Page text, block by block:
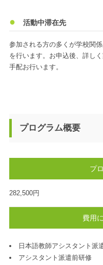
活動中滞在先
参加される方の多くが学校関
を行います。お申込後、詳し
手配お行います。
プログラム概要
プ
282,500円
費用
日本語教師アシスタント派
アシスタント派遣前研修